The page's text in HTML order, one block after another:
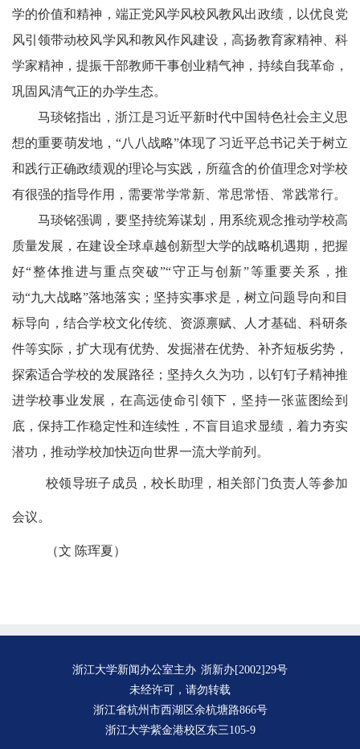
学的价值和精神，端正党风学风校风教风出政绩，以优良党
风引领带动校风学风和教风作风建设，高扬教育家精神、科
学家精神，提振干部教师干事创业精气神，持续自我革命，
巩固风清气正的办学生态。
马琰铭指出，浙江是习近平新时代中国特色社会主义思
想的重要萌发地，“八八战略”体现了习近平总书记关于树立
和践行正确政绩观的理论与实践，所蕴含的价值理念对学校
有很强的指导作用，需要常学常新、常思常悟、常践常行。
马琰铭强调，要坚持统筹谋划，用系统观念推动学校高
质量发展，在建设全球卓越创新型大学的战略机遇期，把握
好“整体推进与重点突破”“守正与创新”等重要关系，推
动“九大战略”落地落实；坚持实事求是，树立问题导向和目
标导向，结合学校文化传统、资源禀赋、人才基础、科研条
件等实际，扩大现有优势、发掘潜在优势、补齐短板劣势，
探索适合学校的发展路径；坚持久久为功，以钉钉子精神推
进学校事业发展，在高远使命引领下，坚持一张蓝图绘到
底，保持工作稳定性和连续性，不盲目追求显绩，着力夯实
潜功，推动学校加快迈向世界一流大学前列。
校领导班子成员，校长助理，相关部门负责人等参加
会议。
（文 陈珲夏）
浙江大学新闻办公室主办 浙新办[2002]29号
未经许可，请勿转载
浙江省杭州市西湖区余杭塘路866号
浙江大学紫金港校区东三105-9